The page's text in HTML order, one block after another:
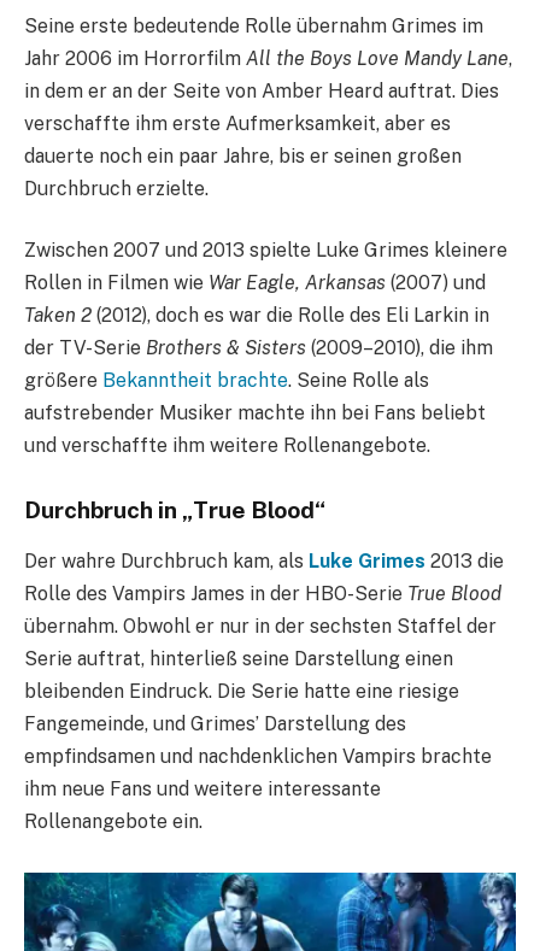
Seine erste bedeutende Rolle übernahm Grimes im
Jahr 2006 im Horrorfilm All the Boys Love Mandy Lane,
in dem er an der Seite von Amber Heard auftrat. Dies
verschaffte ihm erste Aufmerksamkeit, aber es
dauerte noch ein paar Jahre, bis er seinen großen
Durchbruch erzielte.
Zwischen 2007 und 2013 spielte Luke Grimes kleinere
Rollen in Filmen wie War Eagle, Arkansas (2007) und
Taken 2 (2012), doch es war die Rolle des Eli Larkin in
der TV-Serie Brothers & Sisters (2009–2010), die ihm
größere Bekanntheit brachte. Seine Rolle als
aufstrebender Musiker machte ihn bei Fans beliebt
und verschaffte ihm weitere Rollenangebote.
Durchbruch in „True Blood“
Der wahre Durchbruch kam, als Luke Grimes 2013 die
Rolle des Vampirs James in der HBO-Serie True Blood
übernahm. Obwohl er nur in der sechsten Staffel der
Serie auftrat, hinterließ seine Darstellung einen
bleibenden Eindruck. Die Serie hatte eine riesige
Fangemeinde, und Grimes’ Darstellung des
empfindsamen und nachdenklichen Vampirs brachte
ihm neue Fans und weitere interessante
Rollenangebote ein.